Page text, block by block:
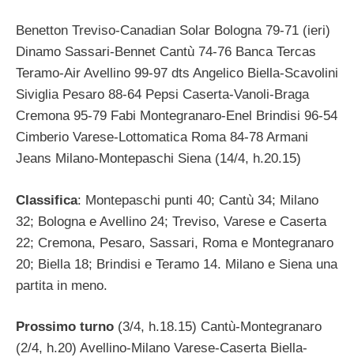
Benetton Treviso-Canadian Solar Bologna 79-71 (ieri)
Dinamo Sassari-Bennet Cantù 74-76 Banca Tercas
Teramo-Air Avellino 99-97 dts Angelico Biella-Scavolini
Siviglia Pesaro 88-64 Pepsi Caserta-Vanoli-Braga
Cremona 95-79 Fabi Montegranaro-Enel Brindisi 96-54
Cimberio Varese-Lottomatica Roma 84-78 Armani
Jeans Milano-Montepaschi Siena (14/4, h.20.15)
Classifica: Montepaschi punti 40; Cantù 34; Milano
32; Bologna e Avellino 24; Treviso, Varese e Caserta
22; Cremona, Pesaro, Sassari, Roma e Montegranaro
20; Biella 18; Brindisi e Teramo 14. Milano e Siena una
partita in meno.
Prossimo turno (3/4, h.18.15) Cantù-Montegranaro
(2/4, h.20) Avellino-Milano Varese-Caserta Biella-